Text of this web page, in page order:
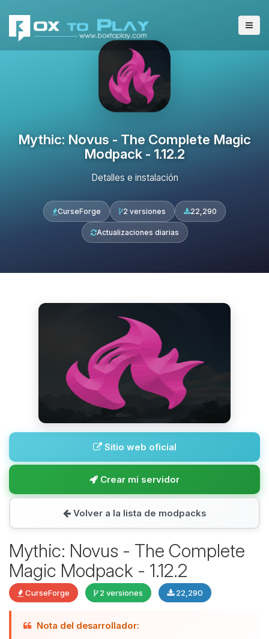
Mythic: Novus - The Complete Magic
Modpack - 1.12.2
Detalles e instalación
CurseForge 2 versiones 22,290
Actualizaciones diarias
Sitio web oficial
Crear mi servidor
Volver a la lista de modpacks
Mythic: Novus - The Complete
Magic Modpack - 1.12.2
CurseForge 2 versiones 22,290
Nota del desarrollador:
hablar! Soy Choupy, tu pequeno